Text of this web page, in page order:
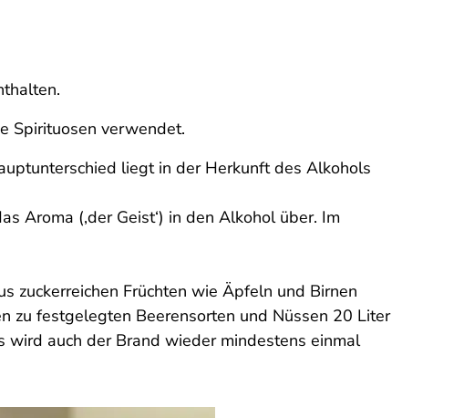
Spirituosen verwendet.
liegt in der Herkunft des Alkohols
Aroma (‚der Geist‘) in den Alkohol über. Im
zuckerreichen Früchten wie Äpfeln und Birnen
zu festgelegten Beerensorten und Nüssen 20 Liter
auch der Brand wieder mindestens einmal